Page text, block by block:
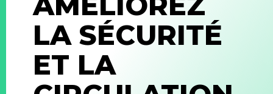
LA SÉCURITÉ
ET LA